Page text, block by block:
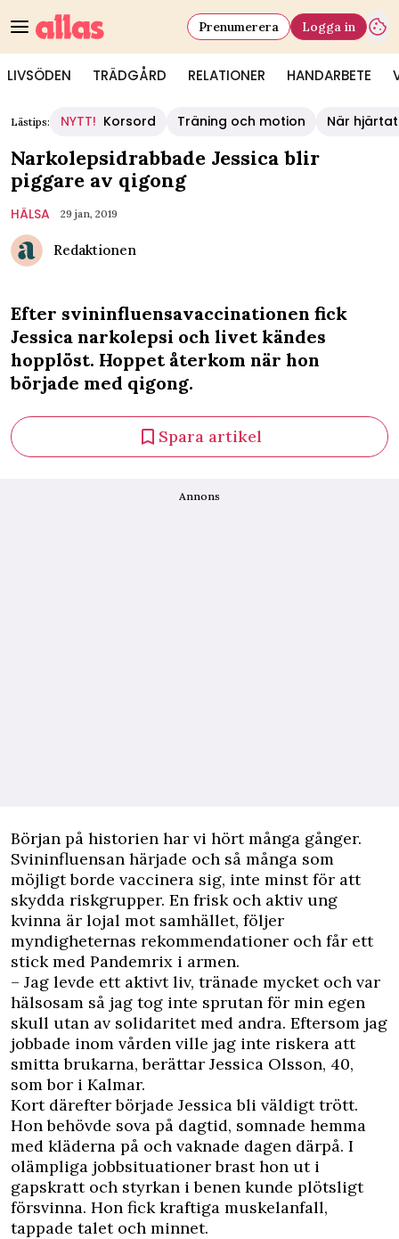
LIVSÖDEN TRÄDGÅRD RELATIONER HANDARBETE
Prenumerera Logga in
Lästips: NYTT! Korsord Träning och motion När
Narkolepsidrabbade Jessica blir
piggare av qigong
HÄLSA 29 jan, 2019
Redaktionen
Efter svininfluensavaccinationen fick
Jessica narkolepsi och livet kändes
hopplöst. Hoppet återkom när hon
började med qigong.
Spara artikel
Annons
Början på historien har vi hört många gånger.
Svininfluensan härjade och så många som
möjligt borde vaccinera sig, inte minst för att
skydda riskgrupper. En frisk och aktiv ung
kvinna är lojal mot samhället, följer
myndigheternas rekommendationer och får ett
stick med Pandemrix i armen.
– Jag levde ett aktivt liv, tränade mycket och var
hälsosam så jag tog inte sprutan för min egen
skull utan av solidaritet med andra. Eftersom jag
jobbade inom vården ville jag inte riskera att
smitta brukarna, berättar Jessica Olsson, 40,
som bor i Kalmar.
Kort därefter började Jessica bli väldigt trött.
Hon behövde sova på dagtid, somnade hemma
med kläderna på och vaknade dagen därpå. I
olämpliga jobbsituationer brast hon ut i
gapskratt och styrkan i benen kunde plötsligt
försvinna. Hon fick kraftiga muskelanfall,
tappade talet och minnet.